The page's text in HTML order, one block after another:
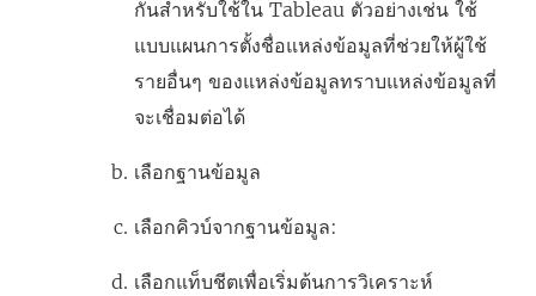
กันสำหรับใช้ใน Tableau ตัวอย่างเช่น ใช้
แบบแผนการตั้งชื่อแหล่งข้อมูลที่ช่วยให้ผู้ใช้
รายอื่นๆ ของแหล่งข้อมูลทราบแหล่งข้อมูลที่
จะเชื่อมต่อได้
เลือกฐานข้อมูล
เลือกคิวบ์จากฐานข้อมูล:
เลือกแท็บชีตเพื่อเริ่มต้นการวิเคราะห์